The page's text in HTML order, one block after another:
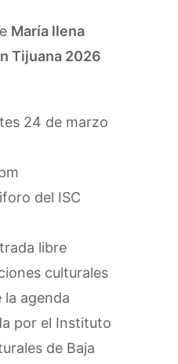
María llena
Tijuana 2026
24 de marzo
del ISC
libre
culturales
agenda
por el Instituto
de Baja